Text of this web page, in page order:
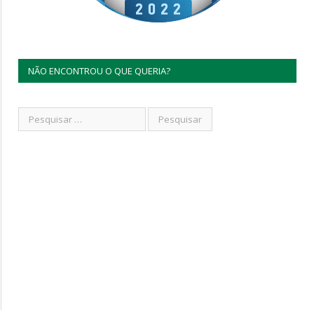
NÃO ENCONTROU O QUE QUERIA?